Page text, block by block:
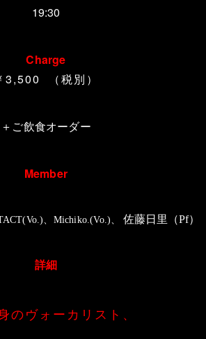
19:30
Charge
3,500 （税別）
＋ご飲食オーダー
Member
、Michiko.(Vo.)、 佐藤日里（Pf）
詳細
のヴォーカリスト、